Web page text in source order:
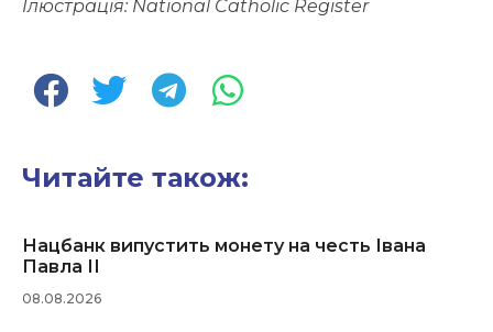
Ілюстрація: National Catholic Register
Читайте також:
Нацбанк випустить монету на честь Івана
Павла ІІ
08.08.2026